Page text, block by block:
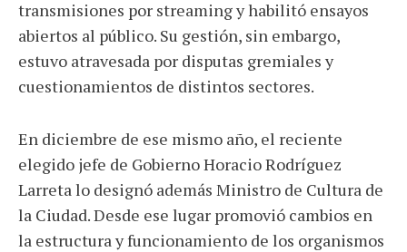
transmisiones por streaming y habilitó ensayos
abiertos al público. Su gestión, sin embargo,
estuvo atravesada por disputas gremiales y
cuestionamientos de distintos sectores.
En diciembre de ese mismo año, el reciente
elegido jefe de Gobierno Horacio Rodríguez
Larreta lo designó además Ministro de Cultura de
la Ciudad. Desde ese lugar promovió cambios en
la estructura y funcionamiento de los organismos